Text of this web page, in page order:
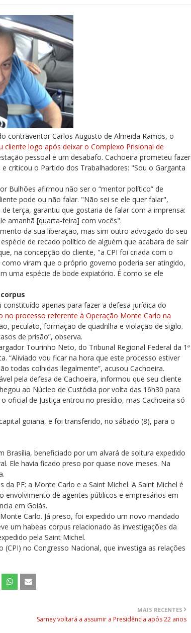
contraventor Carlos Augusto de Almeida Ramos, o
cliente logo após deixar o Complexo Prisional de
pessoal e um desabafo. Cachoeira prometeu fazer
criticou o Partido dos Trabalhadores: "Sou o Garganta
Bulhões afirmou não ser o “mentor político” de
pode ou não falar. "Não sei se ele quer falar",
terça, garantiu que gostaria de falar com a imprensa:
amanhã [quarta-feira] com vocês".
da sua liberação, mas sim outro advogado do seu
de recado político de alguém que acabara de sair
na concepção do cliente, "a CPI foi criada com o
viram que o próprio governo poderia ser atingido,
uma espécie de bode expiatório. É como se ele
apenas para fazer a defesa jurídica do
processo referente à Operação Monte Carlo na
peculato, formação de quadrilha e violação de sigilo.
de prisão”, observa.
Tourinho Neto, do Tribunal Regional Federal da 1ª
“Aliviado vou ficar na hora que este processo estiver
todas colhidas ilegalmente”, acusou Cachoeira.
pela defesa de Cachoeira, informou que seu cliente
ao Núcleo de Custódia por volta das 16h30 para
de Justiça entrou no presídio, mas Cachoeira só
goiana, e foi transferido, no sábado (8), para o
Brasília, beneficiado por um alvará de soltura expedido
Ele havia ficado preso por quase nove meses. Na
PF: a Monte Carlo e a Saint Michel. A Saint Michel é
de agentes públicos e empresários em
em Goiás.
Carlo. Já preso, foi expedido um novo mandado
um habeas corpus relacionado às investigações da
pela Saint Michel.
no Congresso Nacional, que investiga as relações
MAIS RECENTES
Sarney voltará a assumir a Presidência após 22 anos